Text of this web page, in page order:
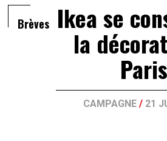
Brèves Ikea se
la
Paris
CAMPAGNE / 21